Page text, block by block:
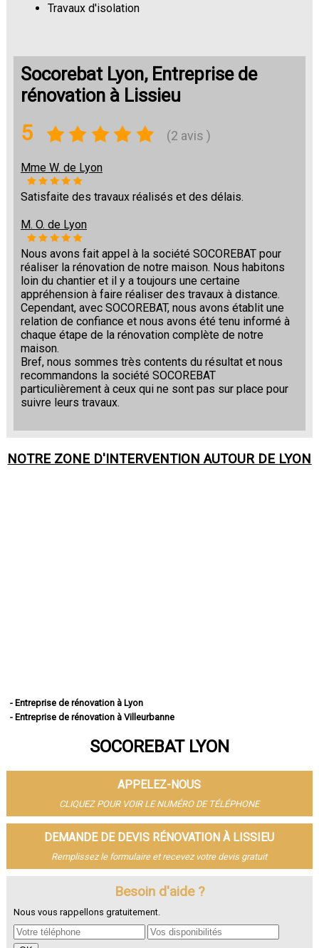
Travaux d'isolation
Socorebat Lyon, Entreprise de
rénovation à Lissieu
5 (2 avis )
Mme W. de Lyon
Satisfaite des travaux réalisés et des délais.
M. O. de Lyon
Nous avons fait appel à la société SOCOREBAT pour
réaliser la rénovation de notre maison. Nous habitons
loin du chantier et il y a toujours une certaine
appréhension à faire réaliser des travaux à distance.
Cependant, avec SOCOREBAT, nous avons établit une
relation de confiance et nous avons été tenu informé à
chaque étape de la rénovation complète de notre
maison.
Bref, nous sommes très contents du résultat et nous
recommandons la société SOCOREBAT
particulièrement à ceux qui ne sont pas sur place pour
suivre leurs travaux.
NOTRE ZONE D'INTERVENTION AUTOUR DE LYON
- Entreprise de rénovation à Lyon
- Entreprise de rénovation à Villeurbanne
- Entreprise de rénovation à Saint-Priest
- Entreprise de rénovation à Vaulx-en-Velin
- Entreprise de rénovation à Bron
- Entreprise de rénovation à Villefranche-sur-Saône
- Entreprise de rénovation à Rillieux-la-Pape
- Entreprise de rénovation à Meyzieu
- Entreprise de rénovation à Oullins
- Entreprise de rénovation à Décines-Charpieu
- Entreprise de rénovation à Saint-Genis-Laval
- Entreprise de rénovation à Tassin-la-Demi-Lune
- Entreprise de rénovation à Écully
- Entreprise de rénovation à Saint-Fons
SOCOREBAT LYON
APPELEZ-NOUS
CLIQUEZ POUR VOIR LE NUMÉRO DE TÉLÉPHONE
DEMANDE DE DEVIS RÉNOVATION À LISSIEU
Remplissez le formulaire et recevez votre devis gratuit
Besoin d'aide ?
Nous vous rappellons gratuitement.